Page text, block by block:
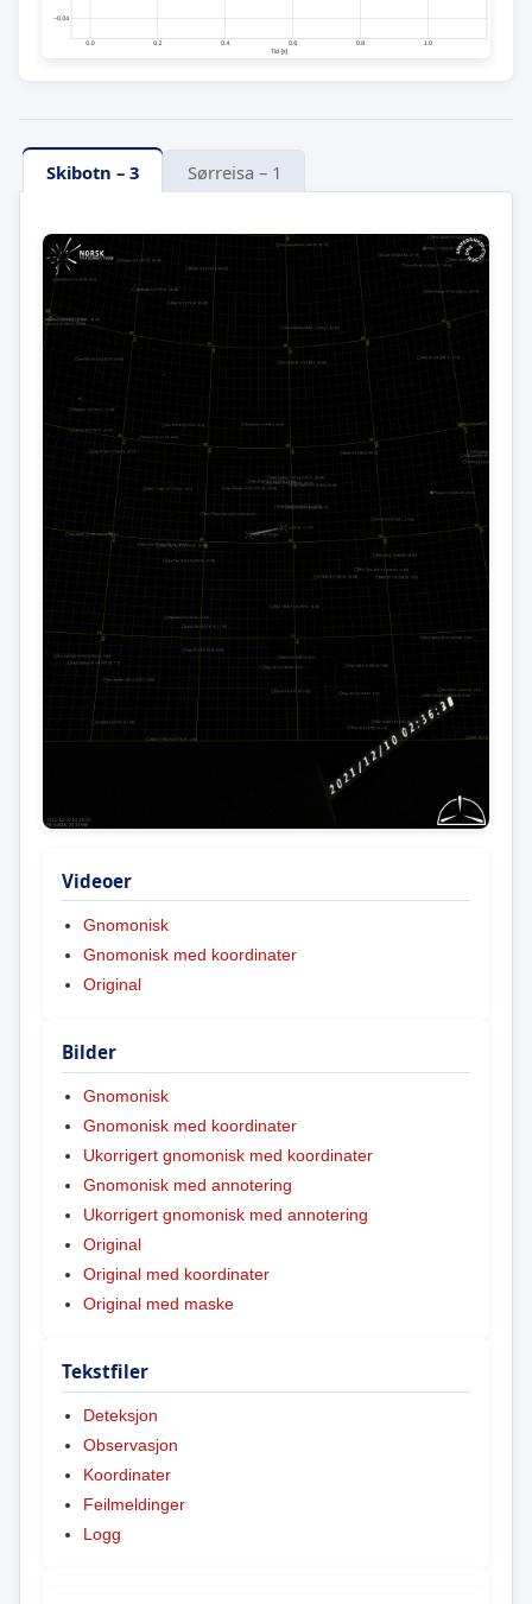
Skibotn – 3 Sørreisa – 1
Videoer
Gnomonisk
Gnomonisk med koordinater
Original
Bilder
Gnomonisk
Gnomonisk med koordinater
Ukorrigert gnomonisk med koordinater
Gnomonisk med annotering
Ukorrigert gnomonisk med annotering
Original
Original med koordinater
Original med maske
Tekstfiler
Deteksjon
Observasjon
Koordinater
Feilmeldinger
Logg